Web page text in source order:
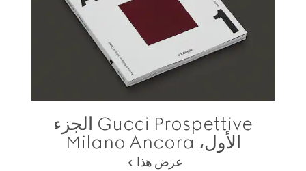
Gucci Prospettive الجزء
الأول، Milano Ancora
عرض هذا